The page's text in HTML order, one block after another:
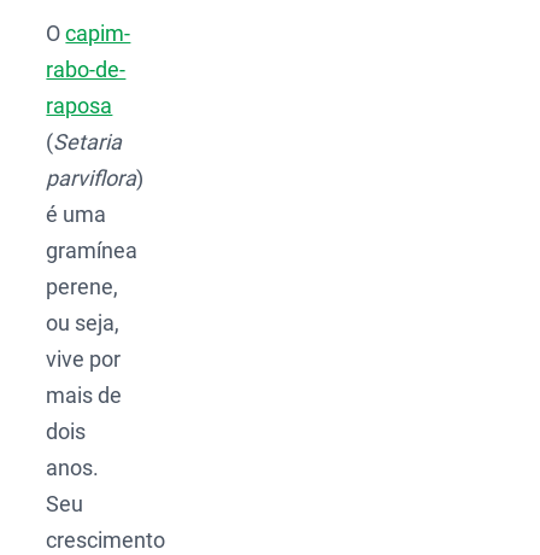
Ocapim-
rabo-de-
raposa
(Setaria
parviflora)
é uma
gramínea
perene,
ou seja,
vive por
mais de
dois
anos.
Seu
crescimento